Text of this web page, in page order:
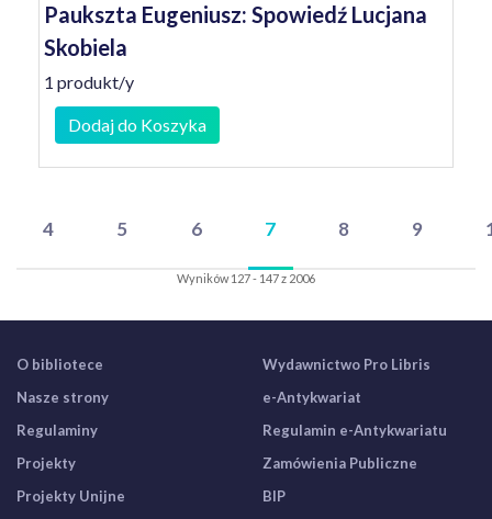
Paukszta Eugeniusz: Spowiedź Lucjana
Skobiela
1 produkt/y
Dodaj do Koszyka
4 5 6 7 8 9
Wyników 127 - 147 z 2006
O bibliotece
Nasze strony
Regulaminy
Projekty
Projekty Unijne
Wydawnictwo Pro Libris
e-Antykwariat
Regulamin e-Antykwariatu
Zamówienia Publiczne
BIP